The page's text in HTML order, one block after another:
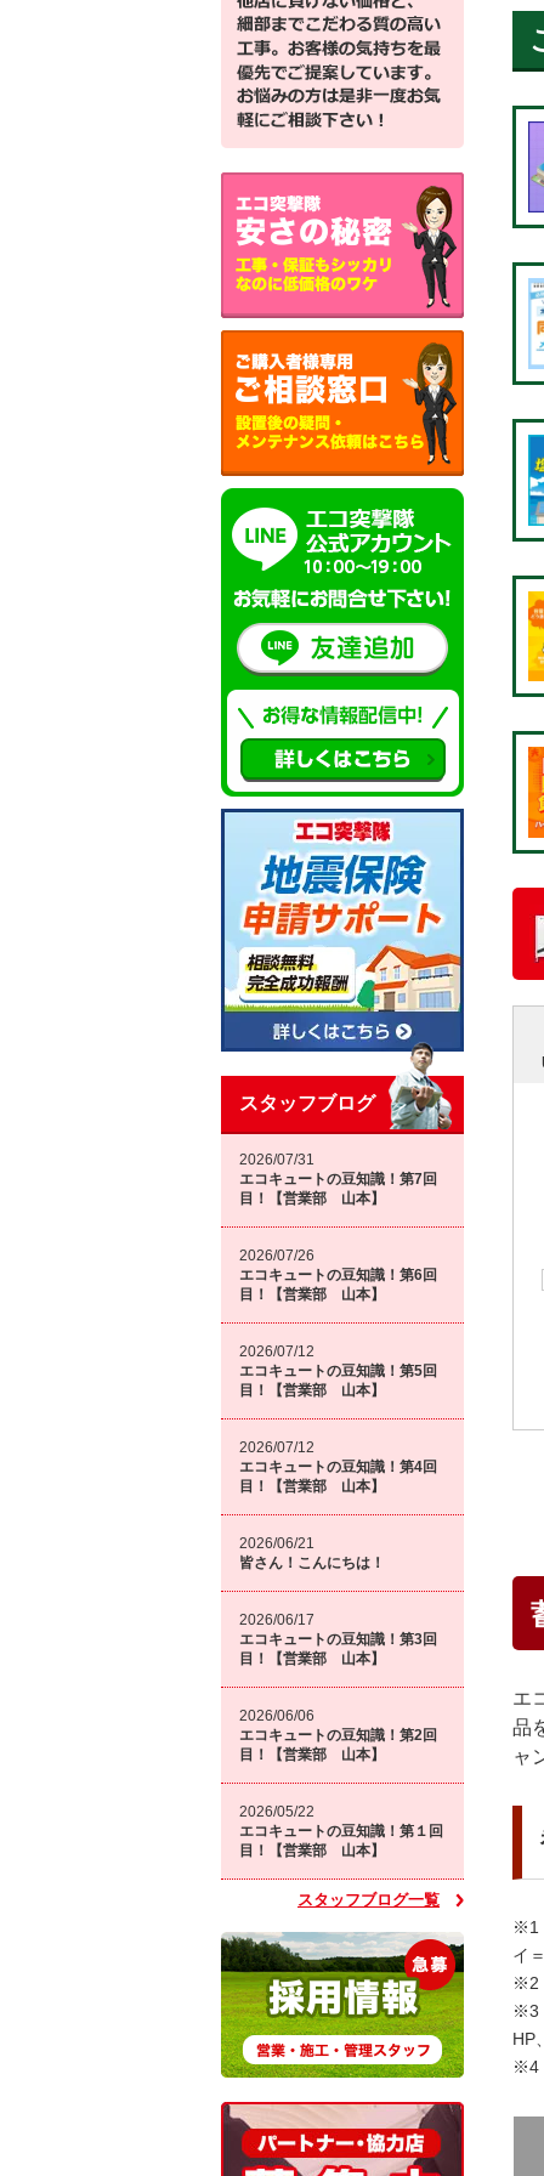
スタッフブログ
2026/07/31
エコキュートの豆知識！第7回
目！【営業部 山本】
2026/07/26
エコキュートの豆知識！第6回
目！【営業部 山本】
2026/07/12
エコキュートの豆知識！第5回
目！【営業部 山本】
2026/07/12
エコキュートの豆知識！第4回
目！【営業部 山本】
2026/06/21
皆さん！こんにちは！
2026/06/17
エコキュートの豆知識！第3回
目！【営業部 山本】
2026/06/06
エコキュートの豆知識！第2回
目！【営業部 山本】
2026/05/22
エコキュートの豆知識！第１回
目！【営業部 山本】
スタッフブログ一覧
エ
品
ャ
※1
イ
※2
※3
HP
※4